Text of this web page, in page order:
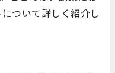
ついて詳しく紹介し